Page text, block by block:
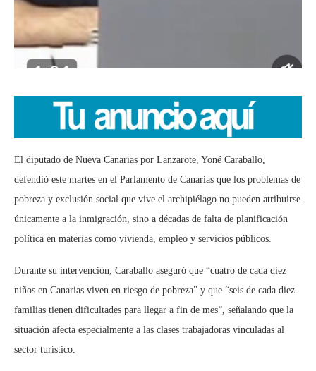
El diputado de Nueva Canarias por Lanzarote, Yoné Caraballo,
defendió este martes en el Parlamento de Canarias que los problemas de
pobreza y exclusión social que vive el archipiélago no pueden atribuirse
únicamente a la inmigración, sino a décadas de falta de planificación
política en materias como vivienda, empleo y servicios públicos.
Durante su intervención, Caraballo aseguró que “cuatro de cada diez
niños en Canarias viven en riesgo de pobreza” y que “seis de cada diez
familias tienen dificultades para llegar a fin de mes”, señalando que la
situación afecta especialmente a las clases trabajadoras vinculadas al
sector turístico.